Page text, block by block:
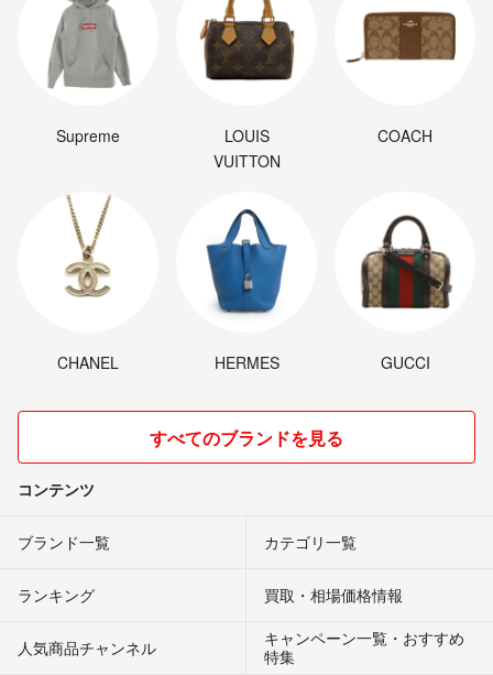
Supreme
LOUIS
VUITTON
COACH
CHANEL HERMES GUCCI
すべてのブランドを見る
コンテンツ
ブランド一覧 カテゴリ一覧
ランキング 買取・相場価格情報
人気商品チャンネル
キャンペーン一覧・おすすめ
特集